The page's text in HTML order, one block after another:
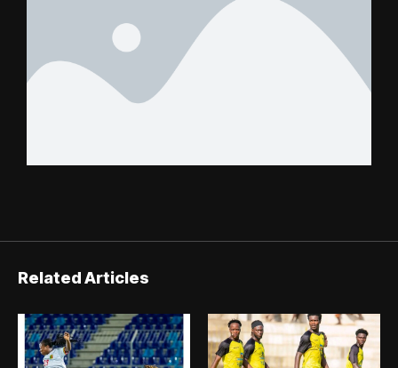
Related Articles